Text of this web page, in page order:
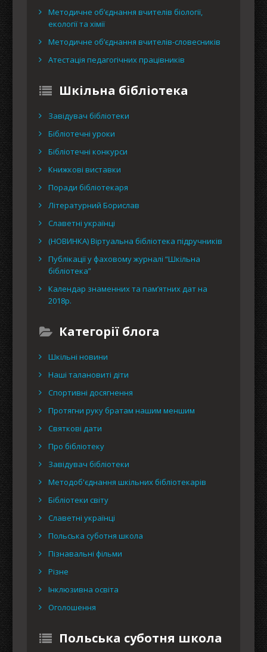
Методичне об’єднання вчителів біології,
екології та хімії
Методичне об’єднання вчителів-словесників
Атестація педагогічних працівників
Шкільна бібліотека
Завідувач бібліотеки
Бібліотечні уроки
Бібліотечні конкурси
Книжкові виставки
Поради бібліотекаря
Літературний Борислав
Славетні українці
(НОВИНКА) Віртуальна бібліотека підручників
Публікації у фаховому журналі “Шкільна
бібліотека”
Календар знаменних та пам’ятних дат на
2018р.
Категорії блога
Шкільні новини
Наші талановиті діти
Спортивні досягнення
Протягни руку братам нашим меншим
Святкові дати
Про бібліотеку
Завідувач бібліотеки
Методоб'єднання шкільних бібліотекарів
Бібліотеки світу
Славетні українці
Польська суботня школа
Пізнавальні фільми
Різне
Інклюзивна освіта
Оголошення
Польська суботня школа